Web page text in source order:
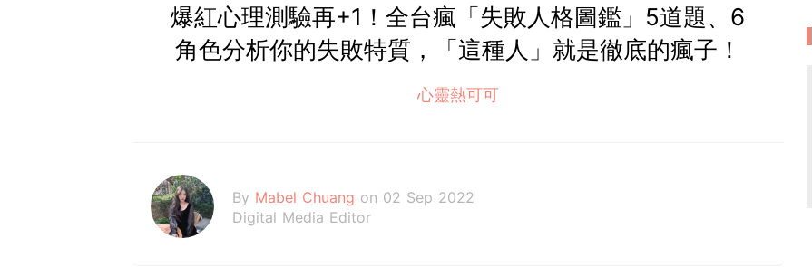
爆紅心理測驗再+1！全台瘋「失敗人格圖鑑」5道題、6
角色分析你的失敗特質，「這種人」就是徹底的瘋子！
心靈熱可可
By Mabel Chuang on 02 Sep 2022
Digital Media Editor